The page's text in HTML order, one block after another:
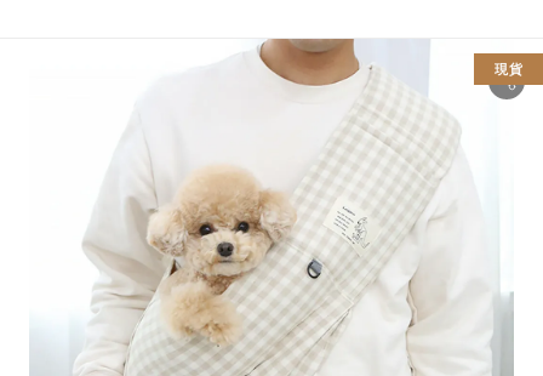
現貨